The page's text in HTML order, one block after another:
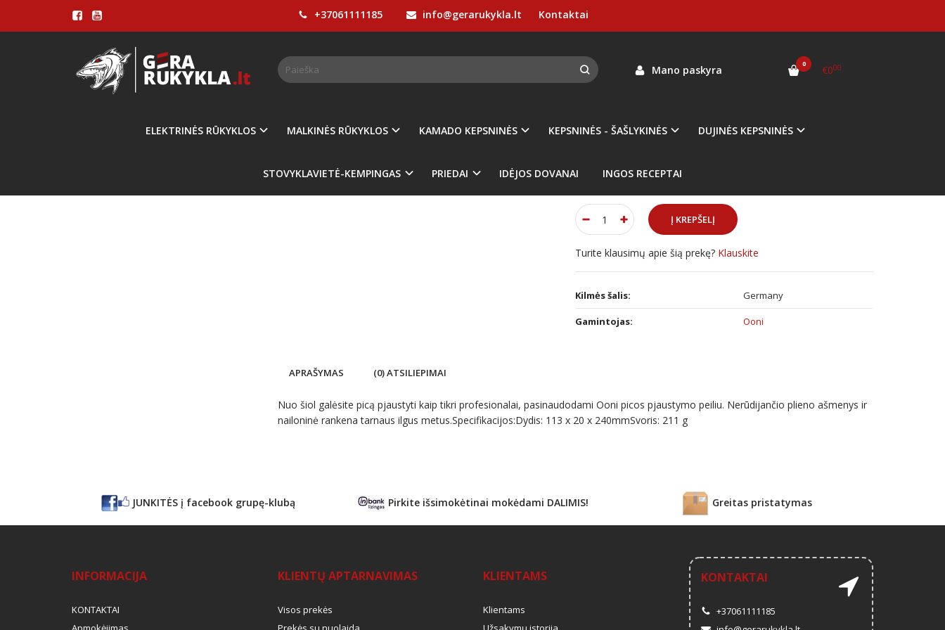
+37061111185 info@gerarukykla.lt Kontaktai
Mano paskyra 0 €000
ELEKTRINĖS RŪKYKLOS MALKINĖS RŪKYKLOS KAMADO KEPSNINĖS KEPSNINĖS - ŠAŠLYKINĖS DUJINĖS KEPSNINĖS
STOVYKLAVIETĖ-KEMPINGAS PRIEDAI IDĖJOS DOVANAI INGOS RECEPTAI
PICOS PJAUSTYMO PEILIS OONI
Turimas kiekis: Prekė sandėlyje
€25
Turite klausimų apie šią prekę? Klauskite
Kilmės šalis: Germany
Gamintojas: Ooni
APRAŠYMAS (0) ATSILIEPIMAI
Nuo šiol galėsite picą pjaustyti kaip tikri profesionalai, pasinaudodami Ooni picos pjaustymo peiliu. Nerūdijančio plieno ašmenys ir
nailoninė rankena tarnaus ilgus metus.Specifikacijos:Dydis: 113 x 20 x 240mmSvoris: 211 g
JUNKITĖS į facebook grupę-klubą Pirkite išsimokėtinai mokėdami DALIMIS! Greitas pristatymas
INFORMACIJA
KONTAKTAI
KLIENTŲ APTARNAVIMAS
Visos prekės
KLIENTAMS
Klientams
KONTAKTAI
+37061111185